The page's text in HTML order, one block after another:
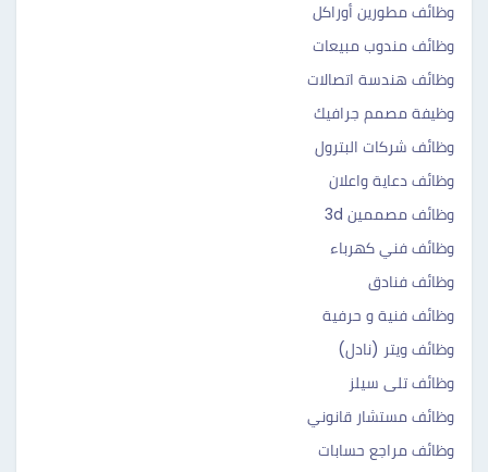
وظائف مطورين أوراكل
وظائف مندوب مبيعات
وظائف هندسة اتصالات
وظيفة مصمم جرافيك
وظائف شركات البترول
وظائف دعاية واعلان
وظائف مصممين 3d
وظائف فني كهرباء
وظائف فنادق
وظائف فنية و حرفية
وظائف ويتر (نادل)
وظائف تلى سيلز
وظائف مستشار قانوني
وظائف مراجع حسابات